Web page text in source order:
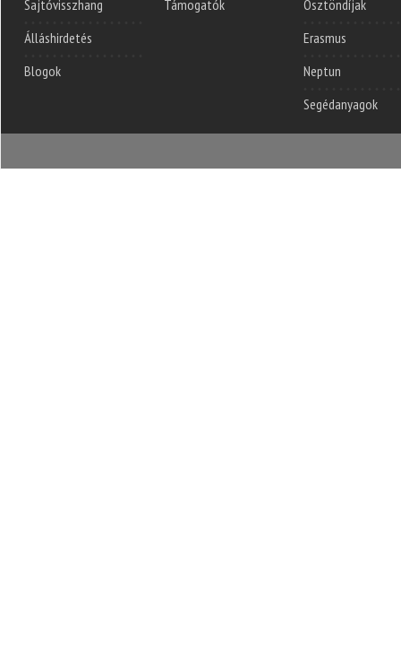
Sajtóvisszhang
Álláshirdetés
Blogok
Támogatók
Ösztöndíjak
Erasmus
Neptun
Segédanyagok